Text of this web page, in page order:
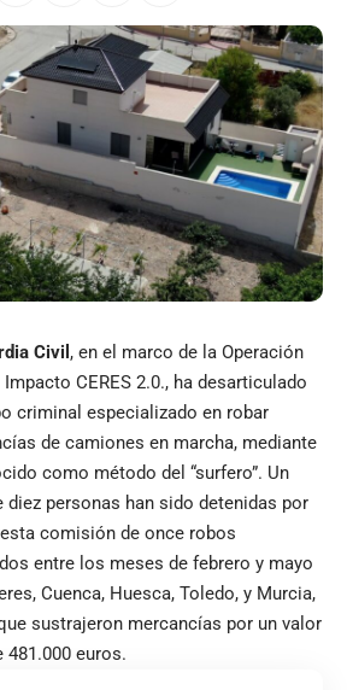
Civil , en el marco de la Operación
CERES 2.0., ha desarticulado
criminal especializado en robar
de camiones en marcha, mediante
como método del “surfero”. Un
diez personas han sido detenidas por
comisión de once robos
entre los meses de febrero y mayo
Cuenca, Huesca, Toledo, y Murcia,
sustrajeron mercancías por un valor
481.000 euros.